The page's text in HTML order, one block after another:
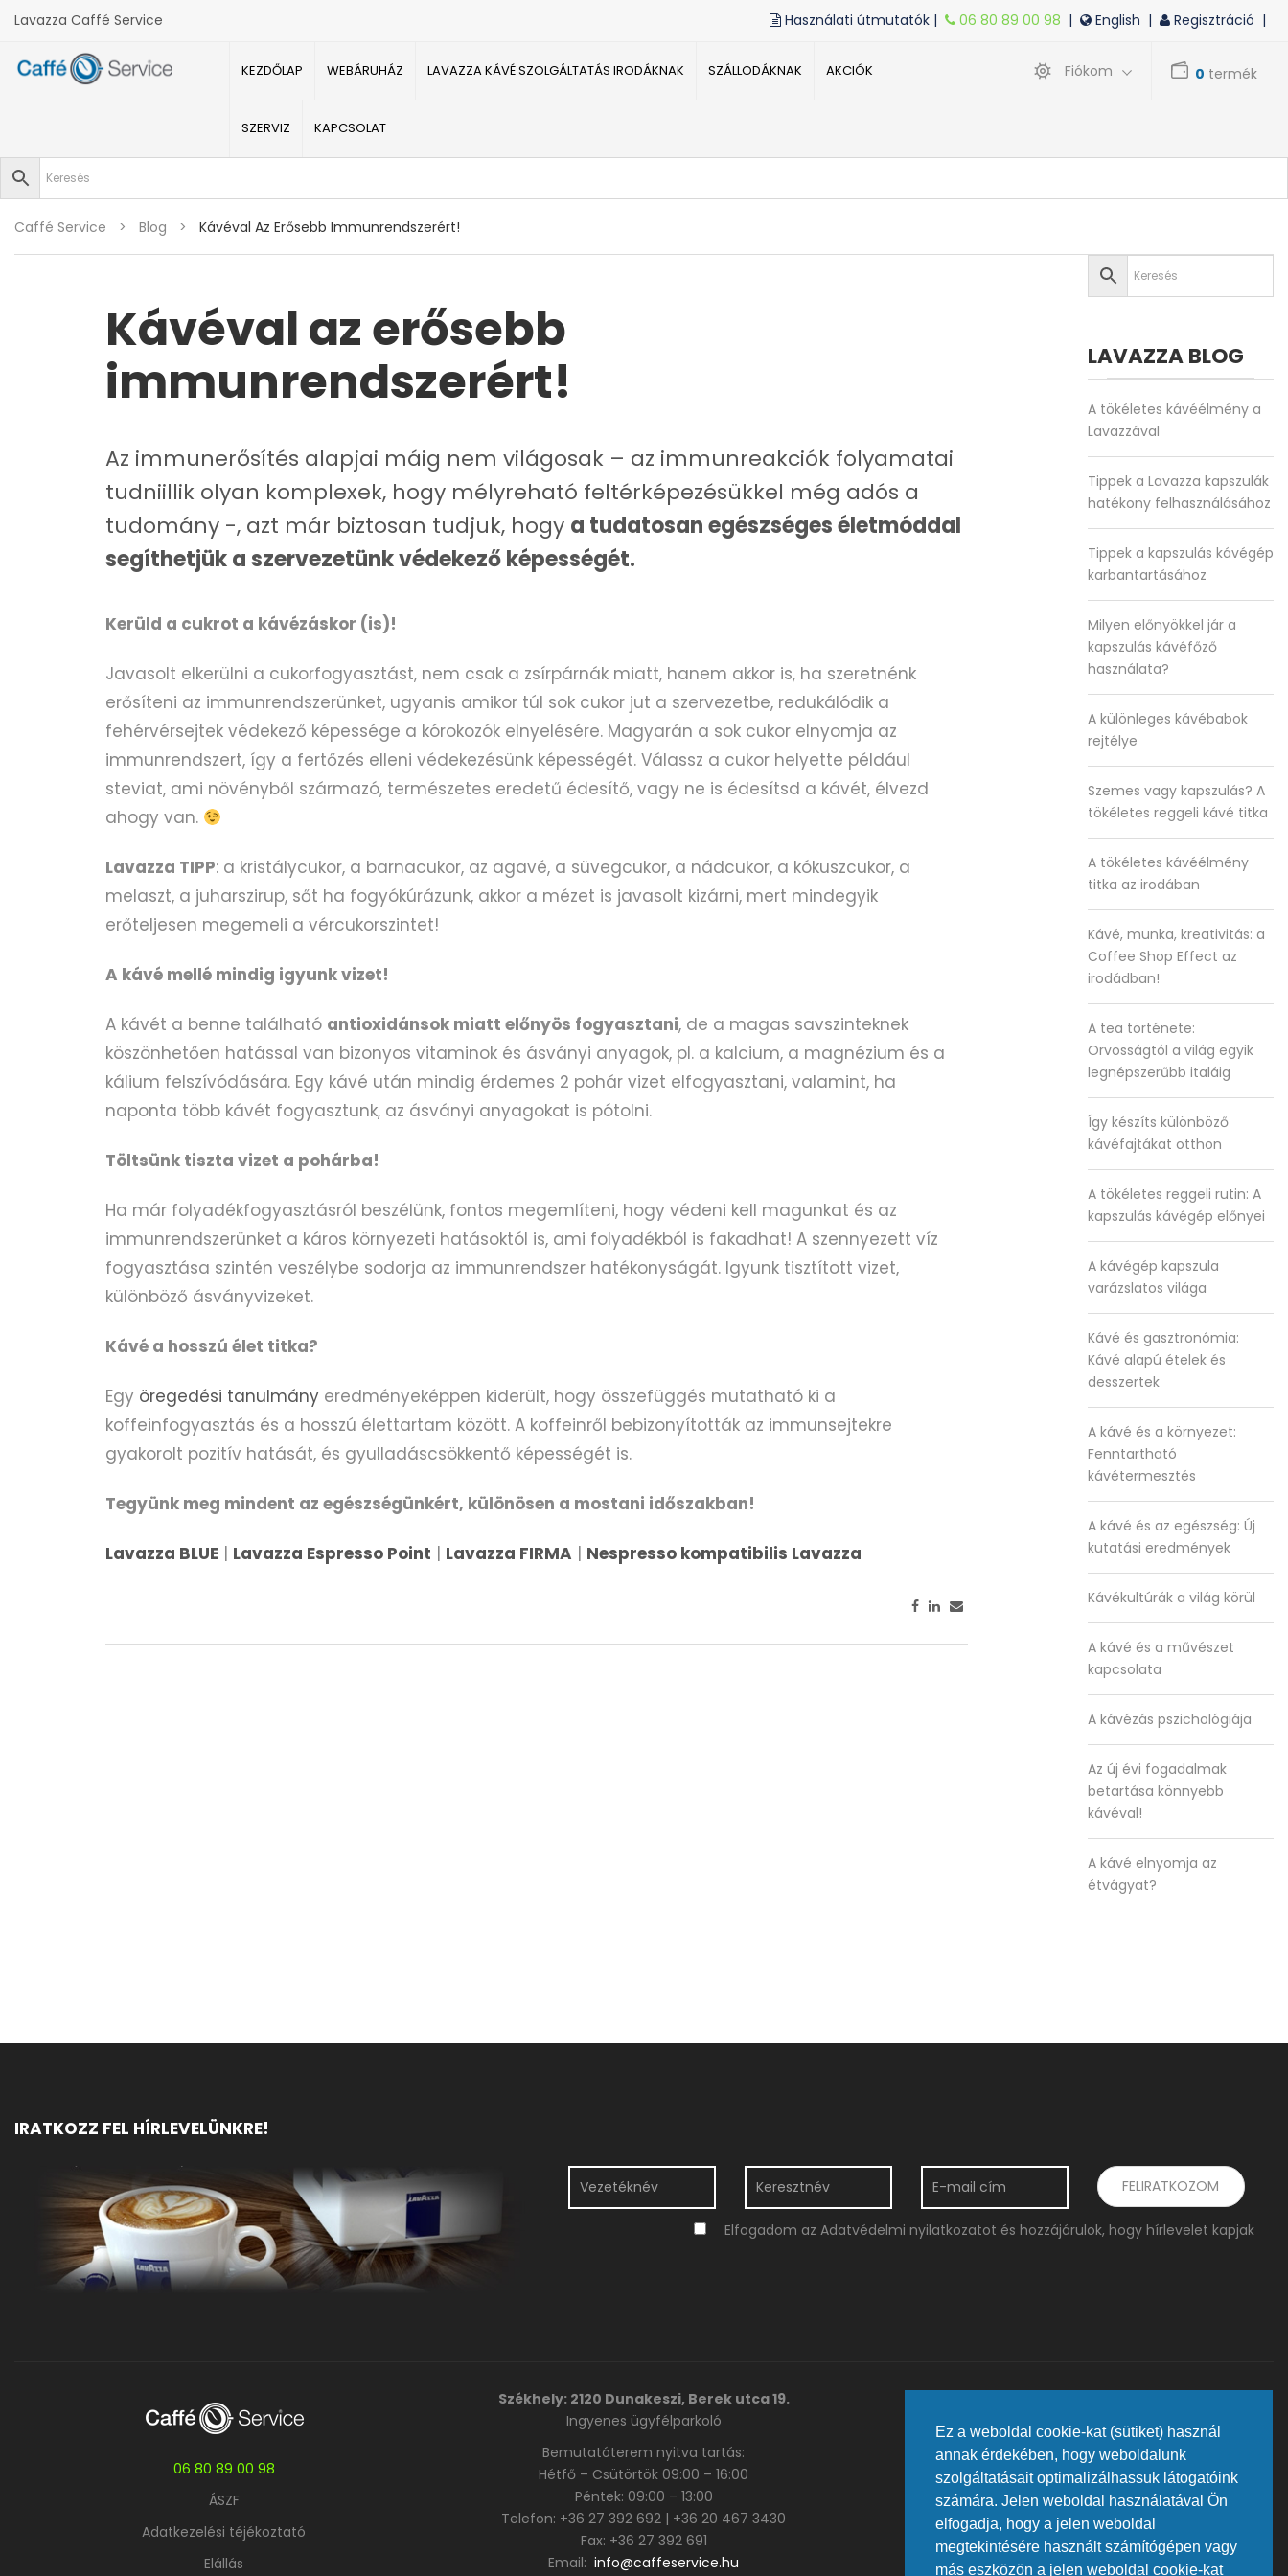
Ez a weboldal cookie-kat (sütiket) használ
annak érdekében, hogy weboldalunk
szolgáltatásait optimalizálhassuk látogatóink
számára. Jelen weboldal használatával Ön
elfogadja, hogy a jelen weboldal
megtekintésére használt számítógépen vagy
más eszközön a jelen weboldal cookie-kat
Lavazza Caffé Service | Regisztráció |
| English
06 80 89 00 98
Használati útmutatók |
KEZDŐLAP WEBÁRUHÁZ LAVAZZA KÁVÉ SZOLGÁLTATÁS IRODÁKNAK SZÁLLODÁKNAK AKCIÓK
SZERVIZ KAPCSOLAT
Fiókom 0 termék
Caffé Service > Blog > Kávéval Az Erősebb Immunrendszerért!
Kávéval az erősebb
immunrendszerért!
Az immunerősítés alapjai máig nem világosak – az immunreakciók folyamatai
tudniillik olyan komplexek, hogy mélyreható feltérképezésükkel még adós a
tudomány -, azt már biztosan tudjuk, hogy a tudatosan egészséges életmóddal
segíthetjük a szervezetünk védekező képességét.
Kerüld a cukrot a kávézáskor (is)!
Javasolt elkerülni a cukorfogyasztást, nem csak a zsírpárnák miatt, hanem akkor is, ha szeretnénk
erősíteni az immunrendszerünket, ugyanis amikor túl sok cukor jut a szervezetbe, redukálódik a
fehérvérsejtek védekező képessége a kórokozók elnyelésére. Magyarán a sok cukor elnyomja az
immunrendszert, így a fertőzés elleni védekezésünk képességét. Válassz a cukor helyette például
steviat, ami növényből származó, természetes eredetű édesítő, vagy ne is édesítsd a kávét, élvezd
ahogy van.
Lavazza TIPP: a kristálycukor, a barnacukor, az agavé, a süvegcukor, a nádcukor, a kókuszcukor, a
melaszt, a juharszirup, sőt ha fogyókúrázunk, akkor a mézet is javasolt kizárni, mert mindegyik
erőteljesen megemeli a vércukorszintet!
A kávé mellé mindig igyunk vizet!
A kávét a benne található antioxidánsok miatt előnyös fogyasztani, de a magas savszinteknek
köszönhetően hatással van bizonyos vitaminok és ásványi anyagok, pl. a kalcium, a magnézium és a
kálium felszívódására. Egy kávé után mindig érdemes 2 pohár vizet elfogyasztani, valamint, ha
naponta több kávét fogyasztunk, az ásványi anyagokat is pótolni.
Töltsünk tiszta vizet a pohárba!
Ha már folyadékfogyasztásról beszélünk, fontos megemlíteni, hogy védeni kell magunkat és az
immunrendszerünket a káros környezeti hatásoktól is, ami folyadékból is fakadhat! A szennyezett víz
fogyasztása szintén veszélybe sodorja az immunrendszer hatékonyságát. Igyunk tisztított vizet,
különböző ásványvizeket.
Kávé a hosszú élet titka?
Egy öregedési tanulmányeredményeképpen kiderült, hogy összefüggés mutatható ki a
koffeinfogyasztás és a hosszú élettartam között. A koffeinről bebizonyították az immunsejtekre
gyakorolt ​​pozitív hatását, és gyulladáscsökkentő képességét is.
Tegyünk meg mindent az egészségünkért, különösen a mostani időszakban!
Lavazza BLUE| Lavazza Espresso Point | Lavazza FIRMA | Nespresso kompatibilis Lavazza
LAVAZZA BLOG
A tökéletes kávéélmény a
Lavazzával
Tippek a Lavazza kapszulák
hatékony felhasználásához
Tippek a kapszulás kávégép
karbantartásához
Milyen előnyökkel jár a
kapszulás kávéfőző
használata?
A különleges kávébabok
rejtélye
Szemes vagy kapszulás? A
tökéletes reggeli kávé titka
A tökéletes kávéélmény
titka az irodában
Kávé, munka, kreativitás: a
Coffee Shop Effect az
irodádban!
A tea története:
Orvosságtól a világ egyik
legnépszerűbb italáig
Így készíts különböző
kávéfajtákat otthon
A tökéletes reggeli rutin: A
kapszulás kávégép előnyei
A kávégép kapszula
varázslatos világa
Kávé és gasztronómia:
Kávé alapú ételek és
desszertek
A kávé és a környezet:
Fenntartható
kávétermesztés
A kávé és az egészség: Új
kutatási eredmények
Kávékultúrák a világ körül
A kávé és a művészet
kapcsolata
A kávézás pszichológiája
Az új évi fogadalmak
betartása könnyebb
kávéval!
A kávé elnyomja az
étvágyat?
IRATKOZZ FEL HÍRLEVELÜNKRE!
Elfogadom az Adatvédelmi nyilatkozatot és hozzájárulok, hogy hírlevelet kapjak
06 80 89 00 98
ÁSZF
Adatkezelési téjékoztató
Elállás
Székhely: 2120 Dunakeszi, Berek utca 19.
Ingyenes ügyfélparkoló
Bemutatóterem nyitva tartás:
Hétfő – Csütörtök 09:00 – 16:00
Péntek: 09:00 – 13:00
Telefon: +36 27 392 692 | +36 20 467 3430
Fax: +36 27 392 691
Email:info@caffeservice.hu
Promenade Gardens irodaház, földszint
A telephely bezárt.